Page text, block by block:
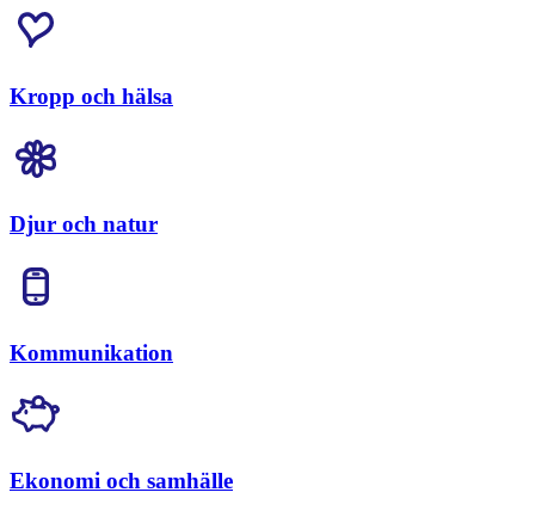
Kropp och hälsa
Djur och natur
Kommunikation
Ekonomi och samhälle